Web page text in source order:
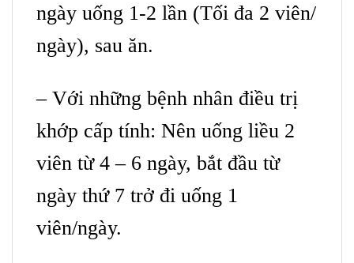
ngày uống 1-2 lần (Tối đa 2 viên/
ngày), sau ăn.
– Với những bệnh nhân điều trị
khớp cấp tính: Nên uống liều 2
viên từ 4 – 6 ngày, bắt đầu từ
ngày thứ 7 trở đi uống 1
viên/ngày.